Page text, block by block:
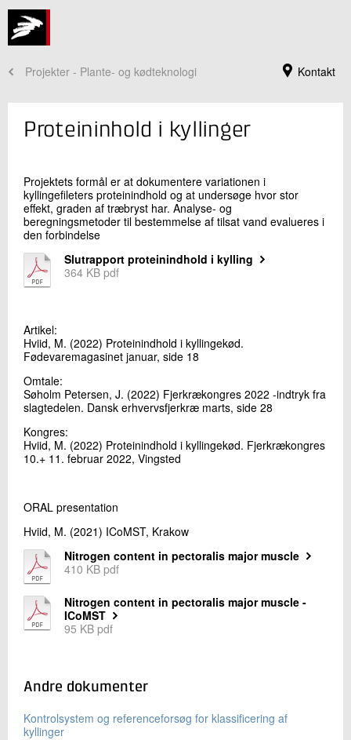
Kontakt
Projekter - Plante- og kødteknologi
Jeg er din kontaktperson
Faglig leder
Fødevaresikkerhed og Kvalitet
+45 72 20 14 25
Send e-mail
Skriv til mig
Proteininhold i kyllinger
Projektets formål er at dokumentere variationen i
kyllingefileters proteinindhold og at undersøge hvor stor
effekt, graden af træbryst har. Analyse- og
beregningsmetoder til bestemmelse af tilsat vand evalueres i
den forbindelse
Slutrapport proteinindhold i kylling
364 KB pdf
Artikel:
Hviid, M. (2022) Proteinindhold i kyllingekød.
Fødevaremagasinet januar, side 18
Omtale:
Søholm Petersen, J. (2022) Fjerkrækongres 2022 -indtryk fra
slagtedelen. Dansk erhvervsfjerkræ marts, side 28
Kongres:
Hviid, M. (2022) Proteinindhold i kyllingekød. Fjerkrækongres
10.+ 11. februar 2022, Vingsted
ORAL presentation
Hviid, M. (2021) ICoMST, Krakow
Nitrogen content in pectoralis major muscle
410 KB pdf
Nitrogen content in pectoralis major muscle -
ICoMST
95 KB pdf
Andre dokumenter
Kontrolsystem og referenceforsøg for klassificering af
kyllinger